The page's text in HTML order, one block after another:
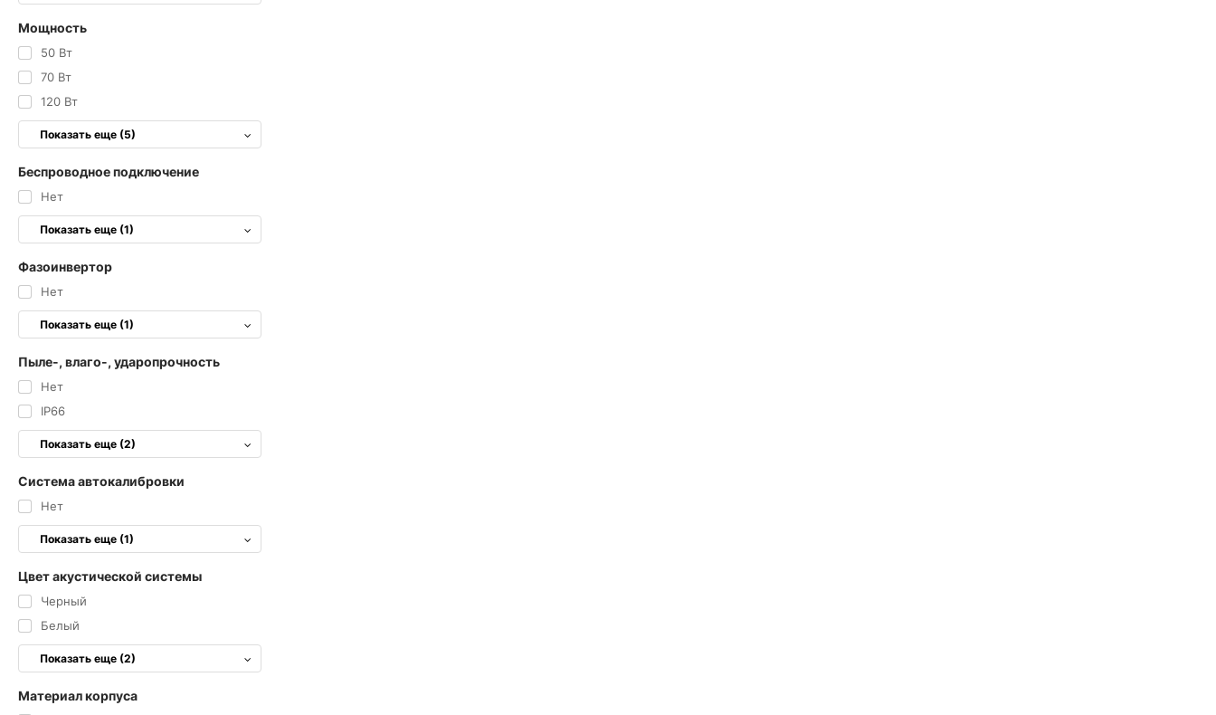
Мощность
50 Вт
70 Вт
120 Вт
Показать еще (5)
Беспроводное подключение
Нет
Показать еще (1)
Фазоинвертор
Нет
Показать еще (1)
Пыле-, влаго-, ударопрочность
Нет
IP66
Показать еще (2)
Система автокалибровки
Нет
Показать еще (1)
Цвет акустической системы
Черный
Белый
Показать еще (2)
Материал корпуса